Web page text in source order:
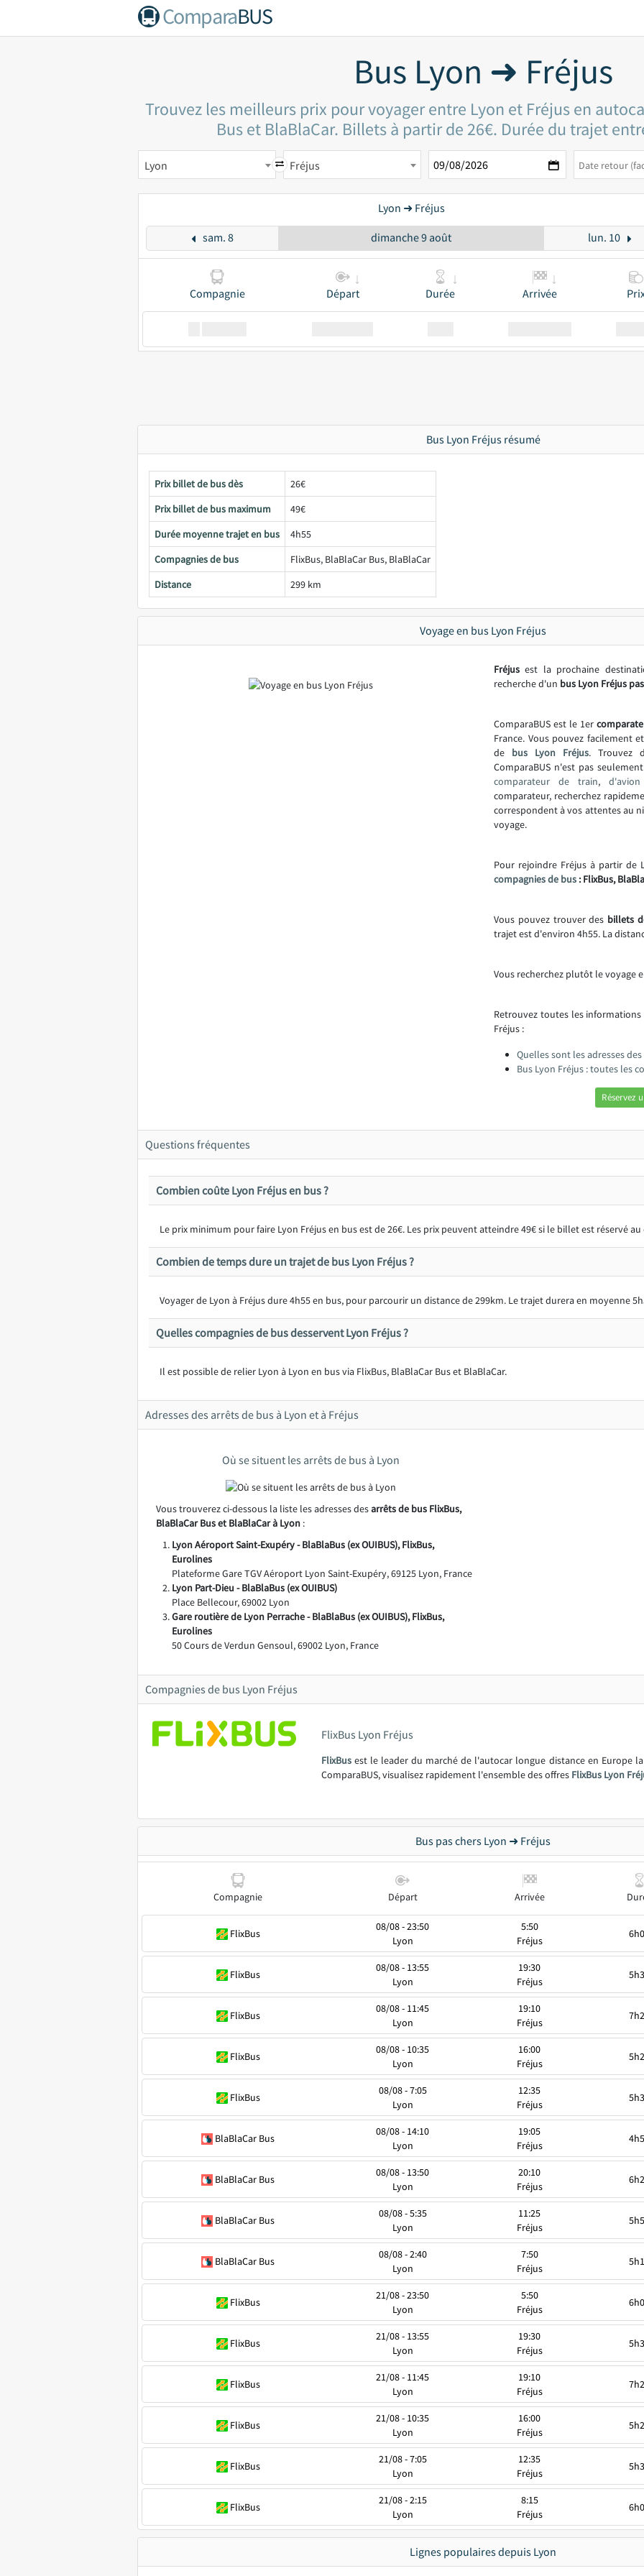
ComparaBUS
Bus Lyon ➜ Fréjus
Trouvez les meilleurs prix pour voyager entre Lyon et Fréjus en
Bus et BlaBlaCar. Billets à partir de 26€. Durée du trajet
Lyon Fréjus
Lyon ➜ Fréjus
sam. 8 dimanche 9 août lun. 10
Compagnie Départ Durée Arrivée
Bus Lyon Fréjus résumé
Prix billet de bus dès
26€
Prix billet de bus maximum
49€
Durée moyenne trajet en bus
4h55
Compagnies de bus
FlixBus, BlaBlaCar Bus, BlaBlaCar
Distance
299 km
Voyage en bus Lyon Fréjus
Fréjus est la prochaine
recherche d'un bus Lyon Fréjus
ComparaBUS est le 1er
France. Vous pouvez facilement
de bus Lyon Fréjus. Trouvez
ComparaBUS n'est pas
comparateur de train, d'avion
comparateur, recherchez
correspondent à vos attentes au
voyage.
Pour rejoindre Fréjus à partir de
compagnies de bus : FlixBus,
Vous pouvez trouver des billets
trajet est d'environ 4h55. La
Vous recherchez plutôt le voyage
Retrouvez toutes les
Fréjus :
Quelles sont les adresses
Bus Lyon Fréjus : toutes les
Réservez
Questions fréquentes
Combien coûte Lyon Fréjus en bus ?
Le prix minimum pour faire Lyon Fréjus en bus est de 26€. Les prix peuvent atteindre 49€ si le billet est réservé
Combien de temps dure un trajet de bus Lyon Fréjus ?
Voyager de Lyon à Fréjus dure 4h55 en bus, pour parcourir un distance de 299km. Le trajet durera en moyenne
Quelles compagnies de bus desservent Lyon Fréjus ?
Il est possible de relier Lyon à Lyon en bus via FlixBus, BlaBlaCar Bus et BlaBlaCar.
Adresses des arrêts de bus à Lyon et à Fréjus
Où se situent les arrêts de bus à Lyon
Vous trouverez ci-dessous la liste les adresses desarrêts de bus FlixBus,
BlaBlaCar Bus et BlaBlaCar à Lyon :
Lyon Aéroport Saint-Exupéry - BlaBlaBus (ex OUIBUS), FlixBus,
Eurolines
Plateforme Gare TGV Aéroport Lyon Saint-Exupéry, 69125 Lyon, France
Lyon Part-Dieu - BlaBlaBus (ex OUIBUS)
Place Bellecour, 69002 Lyon
Gare routière de Lyon Perrache - BlaBlaBus (ex OUIBUS), FlixBus,
Eurolines
50 Cours de Verdun Gensoul, 69002 Lyon, France
Compagnies de bus Lyon Fréjus
FlixBus Lyon Fréjus
FlixBus est le leader du marché de l'autocar longue distance en Europe
ComparaBUS, visualisez rapidement l'ensemble des offres FlixBus Lyon
Bus pas chers Lyon ➜ Fréjus
Compagnie Départ Arrivée
FlixBus
08/08 - 23:50
Lyon
5:50
Fréjus
FlixBus
08/08 - 13:55
Lyon
19:30
Fréjus
FlixBus
08/08 - 11:45
Lyon
19:10
Fréjus
FlixBus
08/08 - 10:35
Lyon
16:00
Fréjus
FlixBus
08/08 - 7:05
Lyon
12:35
Fréjus
BlaBlaCar Bus
08/08 - 14:10
Lyon
19:05
Fréjus
BlaBlaCar Bus
08/08 - 13:50
Lyon
20:10
Fréjus
BlaBlaCar Bus
08/08 - 5:35
Lyon
11:25
Fréjus
BlaBlaCar Bus
08/08 - 2:40
Lyon
7:50
Fréjus
FlixBus
21/08 - 23:50
Lyon
5:50
Fréjus
FlixBus
21/08 - 13:55
Lyon
19:30
Fréjus
FlixBus
21/08 - 11:45
Lyon
19:10
Fréjus
FlixBus
21/08 - 10:35
Lyon
16:00
Fréjus
FlixBus
21/08 - 7:05
Lyon
12:35
Fréjus
FlixBus
21/08 - 2:15
Lyon
8:15
Fréjus
Lignes populaires depuis Lyon